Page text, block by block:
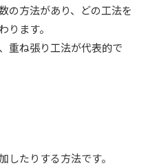
の方法があり、どの工法を
ります。
重ね張り工法が代表的で
したりする方法です。